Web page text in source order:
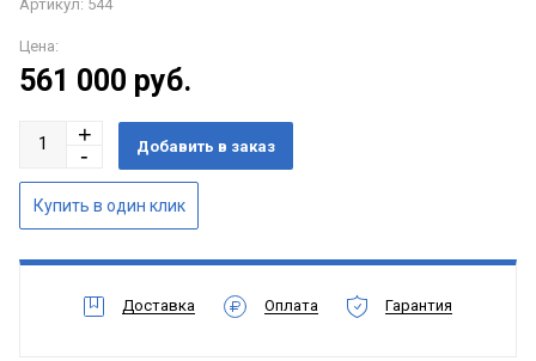
Артикул: 544
Цена:
561 000 руб.
Доставка Оплата Гарантия